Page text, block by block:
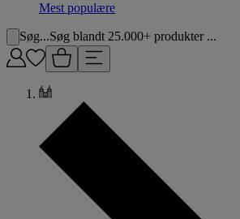
Mest populære
Søg...Søg blandt 25.000+ produkter ...